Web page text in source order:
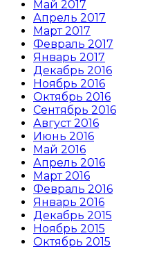
Май 2017
Апрель 2017
Март 2017
Февраль 2017
Январь 2017
Декабрь 2016
Ноябрь 2016
Октябрь 2016
Сентябрь 2016
Август 2016
Июнь 2016
Май 2016
Апрель 2016
Март 2016
Февраль 2016
Январь 2016
Декабрь 2015
Ноябрь 2015
Октябрь 2015